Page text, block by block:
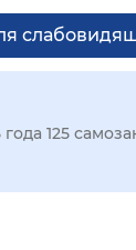
года 125